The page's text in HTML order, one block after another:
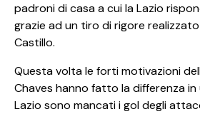
padroni di casa a cui la Lazio
grazie ad un tiro di rigore
Castillo.
Questa volta le forti motivazioni
Chaves hanno fatto la differenza in
Lazio sono mancati i gol degli